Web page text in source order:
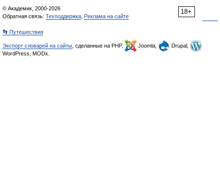
18+
© Академик, 2000-2026
Обратная связь: Техподдержка Реклама на сайте
👣 Путешествия
Экспорт словарей на сайты , сделанные на PHP, Joomla,
Drupal,
WordPress, MODx.